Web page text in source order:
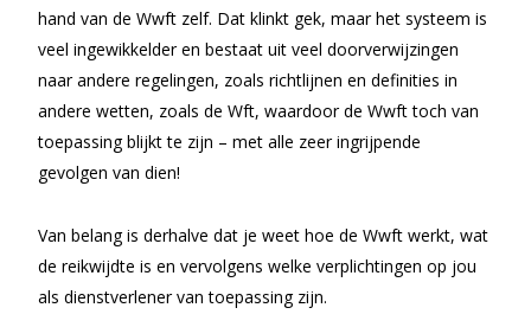
hand van de Wwft zelf. Dat klinkt gek, maar het systeem is
veel ingewikkelder en bestaat uit veel doorverwijzingen
naar andere regelingen, zoals richtlijnen en definities in
andere wetten, zoals de Wft, waardoor de Wwft toch van
toepassing blijkt te zijn – met alle zeer ingrijpende
gevolgen van dien!
Van belang is derhalve dat je weet hoe de Wwft werkt, wat
de reikwijdte is en vervolgens welke verplichtingen op jou
als dienstverlener van toepassing zijn.